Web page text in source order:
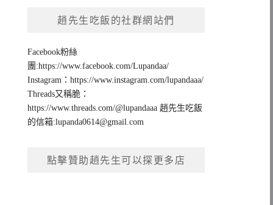
趙先生吃飯的社群網站們
Facebook粉絲
團:https://www.facebook.com/Lupandaa/
Instagram：https://www.instagram.com/lupandaaa/
Threads又稱脆：
https://www.threads.com/@lupandaaa 趙先生吃飯
的信箱:lupanda0614@gmail.com
點擊贊助趙先生可以探更多店